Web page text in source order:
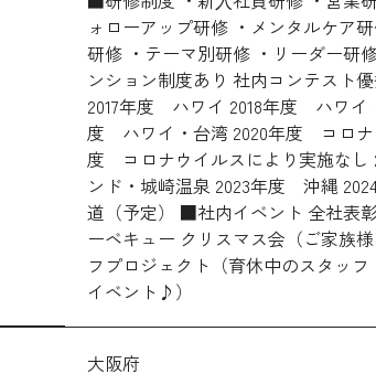
ォローアップ研修 ・メンタルケア
研修 ・テーマ別研修 ・リーダー研
ンション制度あり 社内コンテスト
2017年度 ハワイ 2018年度 ハワイ
度 ハワイ・台湾 2020年度 コロナ
度 コロナウイルスにより実施な
ンド・城崎温泉 2023年度 沖縄
道（予定） ■社内イベント 全社表
ーベキュー クリスマス会（ご家族
フプロジェクト（育休中のスタッ
イベント♪）
大阪府